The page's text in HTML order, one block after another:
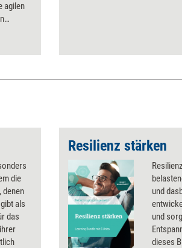
agilen
die
denen
als
das
Resilienz stärken
und
und
dieses